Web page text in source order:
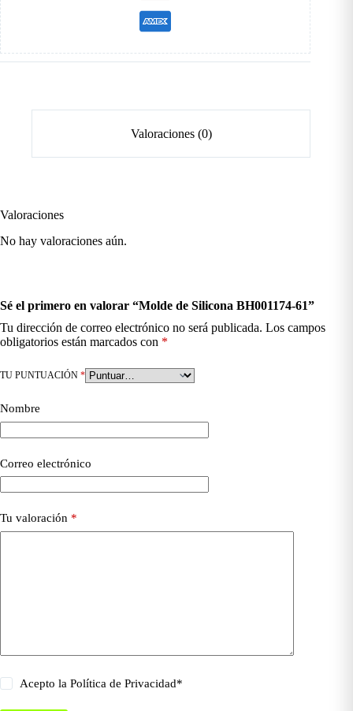
Valoraciones (0)
Valoraciones
No hay valoraciones aún.
Sé el primero en valorar “Molde de Silicona BH001174-61”
Tu dirección de correo electrónico no será publicada. Los campos
obligatorios están marcados con *
TU PUNTUACIÓN *
Nombre
Correo electrónico
Tu valoración *
Acepto laPolítica de Privacidad*